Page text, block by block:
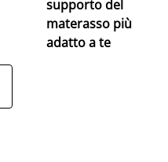
supporto del
materasso più
adatto a te